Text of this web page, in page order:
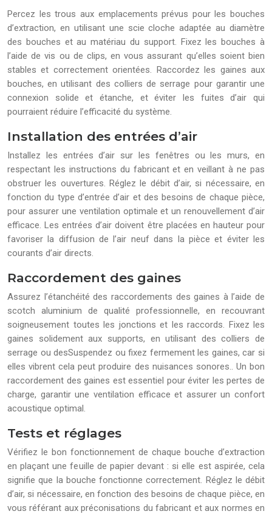
Percez les trous aux emplacements prévus pour les bouches
d’extraction, en utilisant une scie cloche adaptée au diamètre
des bouches et au matériau du support. Fixez les bouches à
l’aide de vis ou de clips, en vous assurant qu’elles soient bien
stables et correctement orientées. Raccordez les gaines aux
bouches, en utilisant des colliers de serrage pour garantir une
connexion solide et étanche, et éviter les fuites d’air qui
pourraient réduire l’efficacité du système.
Installation des entrées d’air
Installez les entrées d’air sur les fenêtres ou les murs, en
respectant les instructions du fabricant et en veillant à ne pas
obstruer les ouvertures. Réglez le débit d’air, si nécessaire, en
fonction du type d’entrée d’air et des besoins de chaque pièce,
pour assurer une ventilation optimale et un renouvellement d’air
efficace. Les entrées d’air doivent être placées en hauteur pour
favoriser la diffusion de l’air neuf dans la pièce et éviter les
courants d’air directs.
Raccordement des gaines
Assurez l’étanchéité des raccordements des gaines à l’aide de
scotch aluminium de qualité professionnelle, en recouvrant
soigneusement toutes les jonctions et les raccords. Fixez les
gaines solidement aux supports, en utilisant des colliers de
serrage ou desSuspendez ou fixez fermement les gaines, car si
elles vibrent cela peut produire des nuisances sonores.. Un bon
raccordement des gaines est essentiel pour éviter les pertes de
charge, garantir une ventilation efficace et assurer un confort
acoustique optimal.
Tests et réglages
Vérifiez le bon fonctionnement de chaque bouche d’extraction
en plaçant une feuille de papier devant : si elle est aspirée, cela
signifie que la bouche fonctionne correctement. Réglez le débit
d’air, si nécessaire, en fonction des besoins de chaque pièce, en
vous référant aux préconisations du fabricant et aux normes en